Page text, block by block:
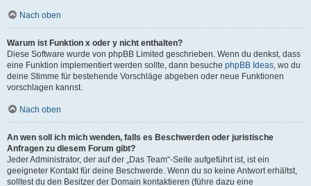
Nach oben
Warum ist Funktion x oder y nicht enthalten?
Diese Software wurde von phpBB Limited geschrieben. Wenn du denkst, dass
eine Funktion implementiert werden sollte, dann besuche phpBB Ideas, wo du
deine Stimme für bestehende Vorschläge abgeben oder neue Funktionen
vorschlagen kannst.
Nach oben
An wen soll ich mich wenden, falls es Beschwerden oder juristische
Anfragen zu diesem Forum gibt?
Jeder Administrator, der auf der „Das Team“-Seite aufgeführt ist, ist ein
geeigneter Kontakt für deine Beschwerde. Wenn du so keine Antwort erhältst,
solltest du den Besitzer der Domain kontaktieren (führe dazu eine